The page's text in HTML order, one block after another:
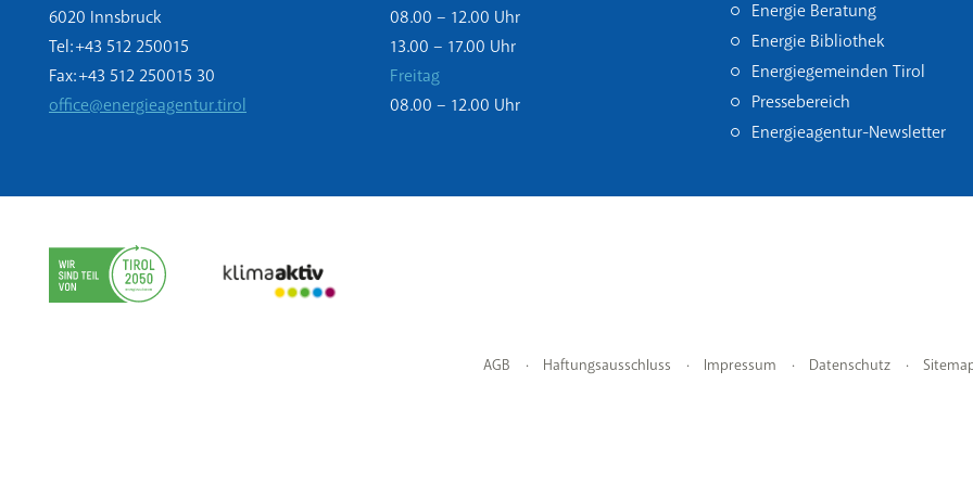
6020 Innsbruck
Tel: +43 512 250015
Fax: +43 512 250015 30
office@energieagentur.tirol
08.00 – 12.00 Uhr
13.00 – 17.00 Uhr
Freitag
08.00 – 12.00 Uhr
Energie Beratung
Energie Bibliothek
Energiegemeinden Tirol
Pressebereich
Energieagentur-Newsletter
AGB Haftungsausschluss Impressum Datenschutz